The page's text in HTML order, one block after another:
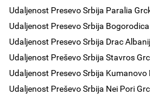
Udaljenost Presevo Srbija Paralia
Udaljenost Presevo Srbija
Udaljenost Presevo Srbija Drac
Udaljenost Preševo Srbija Stavros
Udaljenost Presevo Srbija Kumanovo
Udaljenost Preševo Srbija Nei Pori